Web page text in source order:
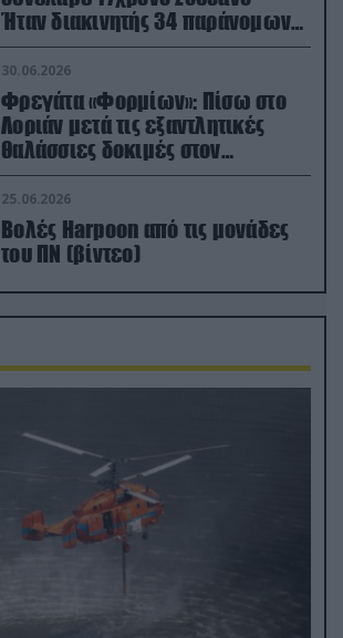
Ήταν διακινητής 34 παράνομων
μεταναστών
30.06.2026
Φρεγάτα «Φορμίων»: Πίσω στο
Λοριάν μετά τις εξαντλητικές
θαλάσσιες δοκιμές στον
απαιτητικό Βισκαϊκό
25.06.2026
Βολές Harpoon από τις μονάδες
του ΠΝ (βίντεο)